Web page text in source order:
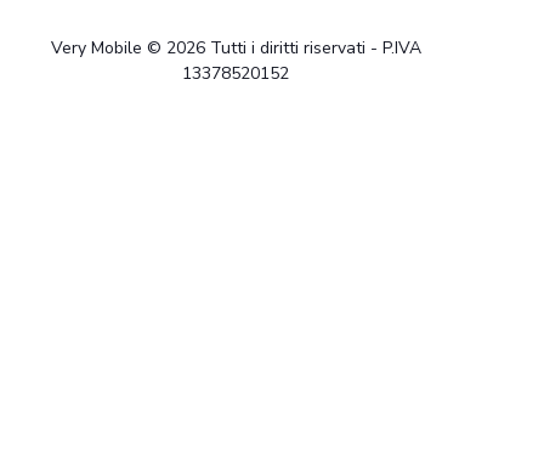
Very Mobile © 2026 Tutti i diritti riservati - P.IVA
13378520152